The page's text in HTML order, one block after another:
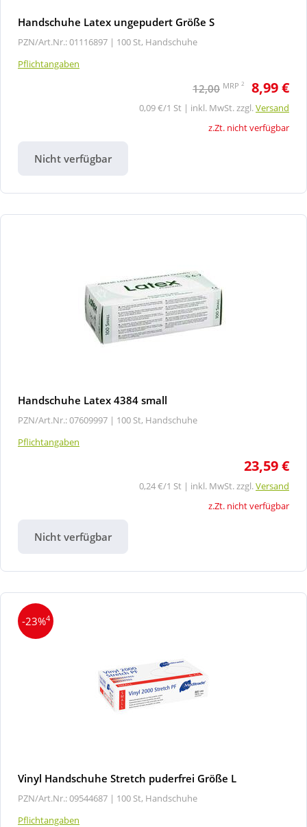
Handschuhe Latex ungepudert Größe S
PZN/Art.Nr.: 01116897 | 100 St, Handschuhe
Pflichtangaben
12,00 MRP 2 8,99 €
0,09 €/1 St | inkl. MwSt. zzgl.Versand
z.Zt. nicht verfügbar
Nicht verfügbar
Handschuhe Latex 4384 small
PZN/Art.Nr.: 07609997 | 100 St, Handschuhe
Pflichtangaben
23,59 €
0,24 €/1 St | inkl. MwSt. zzgl.Versand
z.Zt. nicht verfügbar
Nicht verfügbar
-23%4
Vinyl Handschuhe Stretch puderfrei Größe L
PZN/Art.Nr.: 09544687 | 100 St, Handschuhe
Pflichtangaben